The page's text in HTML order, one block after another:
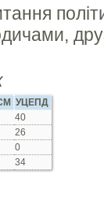
УЦЕПД
40
26
0
34